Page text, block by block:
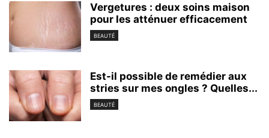
Vergetures : deux soins maison
pour les atténuer efficacement
BEAUTÉ
Est-il possible de remédier aux
stries sur mes ongles ? Quelles...
BEAUTÉ